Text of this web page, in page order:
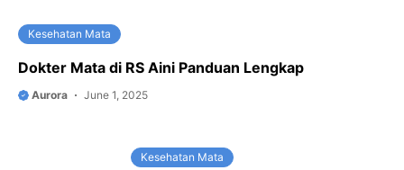
Kesehatan Mata
Dokter Mata di RS Aini Panduan Lengkap
Aurora June 1, 2025
Kesehatan Mata